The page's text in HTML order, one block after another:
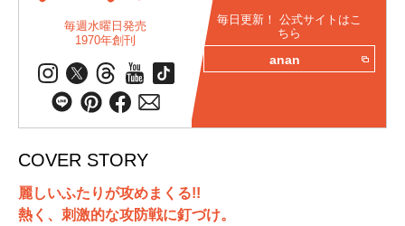
毎週水曜日発売
1970年創刊
毎日更新！ 公式サイトはこ
ちら
anan
COVER STORY
麗しいふたりが攻めまくる!!
熱く、刺激的な攻防戦に釘づけ。